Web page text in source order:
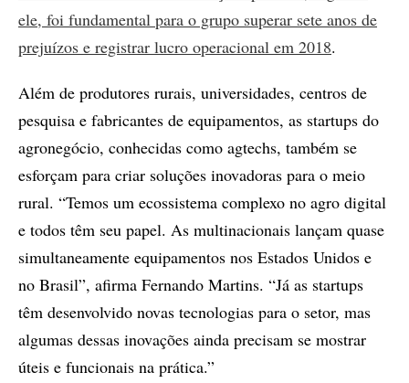
ele, foi fundamental para o grupo superar sete anos de
prejuízos e registrar lucro operacional em 2018.
Além de produtores rurais, universidades, centros de
pesquisa e fabricantes de equipamentos, as startups do
agronegócio, conhecidas como agtechs, também se
esforçam para criar soluções inovadoras para o meio
rural. “Temos um ecossistema complexo no agro digital
e todos têm seu papel. As multinacionais lançam quase
simultaneamente equipamentos nos Estados Unidos e
no Brasil”, afirma Fernando Martins. “Já as startups
têm desenvolvido novas tecnologias para o setor, mas
algumas dessas inovações ainda precisam se mostrar
úteis e funcionais na prática.”